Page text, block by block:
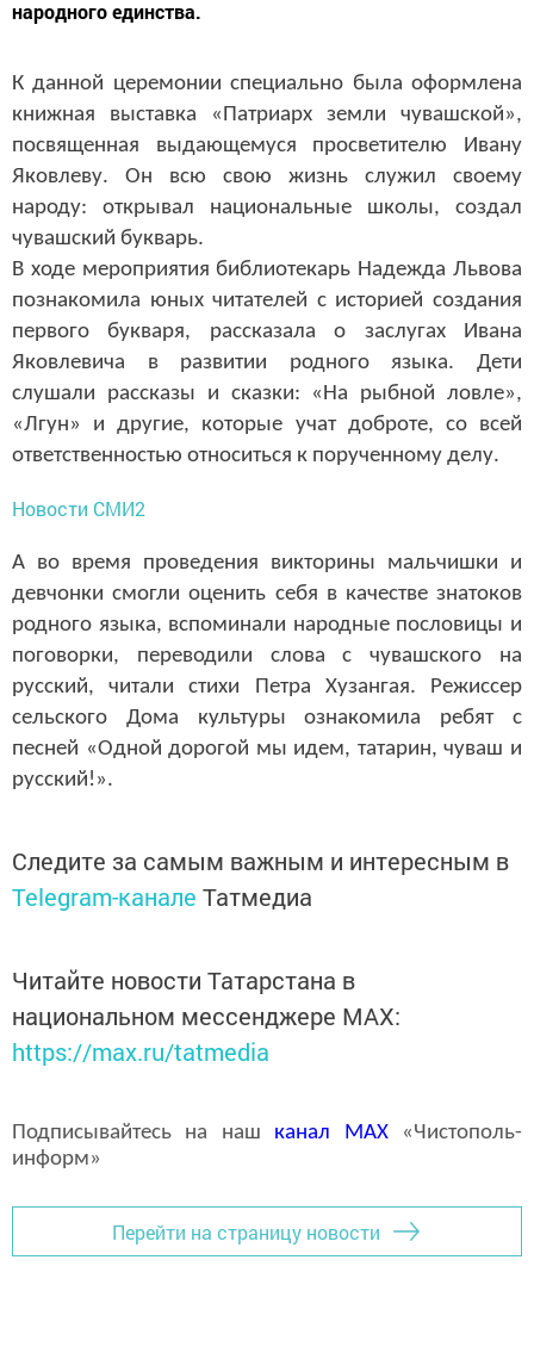
народного единства.
К данной церемонии специально была оформлена
книжная выставка «Патриарх земли чувашской»,
посвященная выдающемуся просветителю Ивану
Яковлеву. Он всю свою жизнь служил своему
народу: открывал национальные школы, создал
чувашский букварь.
В ходе мероприятия библиотекарь Надежда Львова
познакомила юных читателей с историей создания
первого букваря, рассказала о заслугах Ивана
Яковлевича в развитии родного языка. Дети
слушали рассказы и сказки: «На рыбной ловле»,
«Лгун» и другие, которые учат доброте, со всей
ответственностью относиться к порученному делу.
Новости СМИ2
А во время проведения викторины мальчишки и
девчонки смогли оценить себя в качестве знатоков
родного языка, вспоминали народные пословицы и
поговорки, переводили слова с чувашского на
русский, читали стихи Петра Хузангая. Режиссер
сельского Дома культуры ознакомила ребят с
песней «Одной дорогой мы идем, татарин, чуваш и
русский!».
Следите за самым важным и интересным в
Telegram-канале Татмедиа
Читайте новости Татарстана в
национальном мессенджере MАХ:
https://max.ru/tatmedia
Подписывайтесь на наш канал MAX«Чистополь-
информ»
Перейти на страницу новости